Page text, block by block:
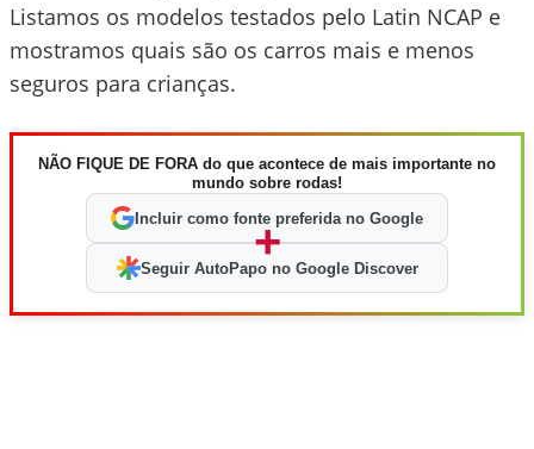
Listamos os modelos testados pelo Latin NCAP e
mostramos quais são os carros mais e menos
seguros para crianças.
NÃO FIQUE DE FORA do que acontece de mais importante no
mundo sobre rodas!
Incluir como fonte preferida no Google
+
Seguir AutoPapo no Google Discover